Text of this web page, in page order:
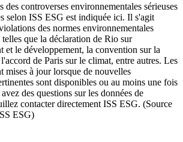
des controverses environnementales sérieuses
selon ISS ESG est indiquée ici. Il s'agit
des normes environnementales
que la déclaration de Rio sur
et le développement, la convention sur la
de Paris sur le climat, entre autres. Les
mises à jour lorsque de nouvelles
sont disponibles ou au moins une fois
des questions sur les données de
contacter directement ISS ESG. (Source
ESG)